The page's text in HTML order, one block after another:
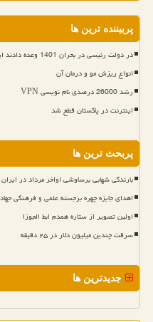
پربیننده ترین ها
در دولت رئیسی در بحران 1401 وعده دادند اینترنت به طور موقت قطع می شود اما ماندگار شد
انواع ریزش مو و درمان آن
رشد 26000 درصدی نام نویسی VPN
اینترنت در پاکستان قطع شد
پربحث ترین ها
بارندگی شهابی برساوشی اواخر مرداد در ایران
اهدای جایزه چهره برجسته علمی و فرهنگی
اولین تصویر از ستاره همدم ابط الجوزا
سرقت چندین میلیون دلار در ۲۵ دقیقه
جدیدترین ها